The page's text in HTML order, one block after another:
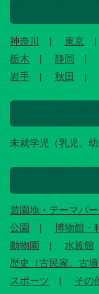
神奈川 東京
栃木
静岡
岩手
秋田
未就学児（乳児、
遊園地・テーマパー
公園
博物館・
動物園
水族館
歴史（古民家、古墳
スポーツ
その